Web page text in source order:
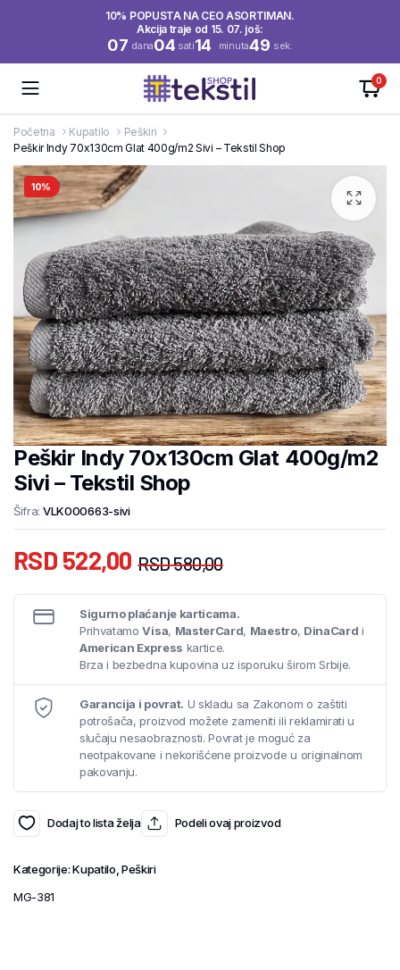
10% POPUSTA NA CEO ASORTIMAN.
Akcija traje od 15. 07. još:
07 dana04 sati14 minuta49 sek.
0
Početna Kupatilo
Peškiri
Peškir Indy 70x130cm Glat 400g/m2 Sivi – Tekstil Shop
10%
Peškir Indy 70x130cm Glat 400g/m2
Sivi – Tekstil Shop
Šifra: VLK000663-sivi
RSD580,00
RSD 522,00
Sigurno plaćanje karticama.
PrihvatamoVisa, MasterCard, Maestro, DinaCard i
American Express kartice.
Brza i bezbedna kupovina uz isporuku širom Srbije.
Garancija i povrat. U skladu sa Zakonom o zaštiti
potrošača, proizvod možete zameniti ili reklamirati u
slučaju nesaobraznosti. Povrat je moguć za
neotpakovane i nekorišćene proizvode u originalnom
pakovanju.
Dodaj to lista želja Podeli ovaj proizvod
Kategorije:Kupatilo Peškiri
MG-381